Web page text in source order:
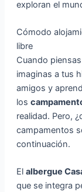
exploran el
Cómodo
libre
Cuando
imaginas a tus
amigos y
los
realidad. Pero,
campamentos
continuación.
El albergue
que se integra